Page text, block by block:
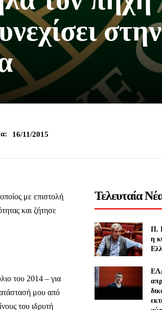
16/11/2015
με επιστολή
και ζήτησε
του 2014 – για
μου από
του ιδρυτή
Τελευταία
Π.
η